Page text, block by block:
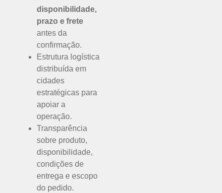
disponibilidade,
prazo e frete
antes da
confirmação.
Estrutura logística
distribuída em
cidades
estratégicas para
apoiar a
operação.
Transparência
sobre produto,
disponibilidade,
condições de
entrega e escopo
do pedido.